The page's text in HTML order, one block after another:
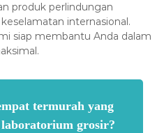
produk perlindungan
internasional.
siap membantu Anda dalam
termurah yang
grosir?